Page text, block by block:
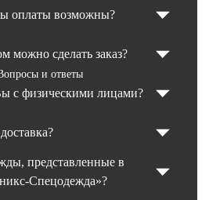
оплаты возможны?
можно сделать заказ?
с физическими лицами?
представленные в
Спецодежда»?